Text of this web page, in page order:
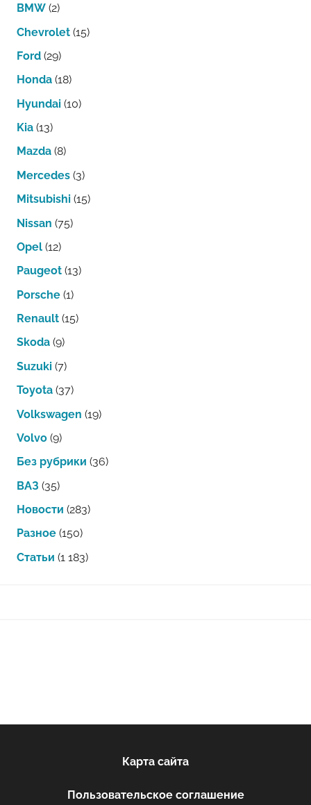
BMW (2)
Chevrolet (15)
Ford (29)
Honda (18)
Hyundai (10)
Kia (13)
Mazda (8)
Mercedes (3)
Mitsubishi (15)
Nissan (75)
Opel (12)
Paugeot (13)
Porsche (1)
Renault (15)
Skoda (9)
Suzuki (7)
Toyota (37)
Volkswagen (19)
Volvo (9)
Без рубрики (36)
ВАЗ (35)
Новости (283)
Разное (150)
Статьи (1 183)
Карта сайта
Пользовательское соглашение